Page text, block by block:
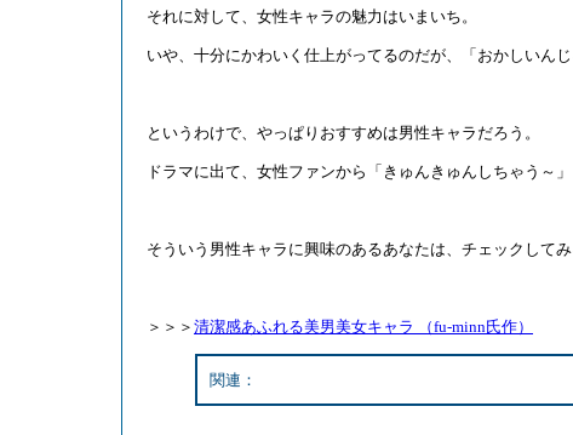
それに対して、女性キャラの魅力はいまいち。
いや、十分にかわいく仕上がってるのだが、「おかしいん
というわけで、やっぱりおすすめは男性キャラだろう。
ドラマに出て、女性ファンから「きゅんきゅんしちゃう～
そういう男性キャラに興味のあるあなたは、チェックして
＞＞＞ 清潔感あふれる美男美女キャラ （fu-minn氏作）
関連：